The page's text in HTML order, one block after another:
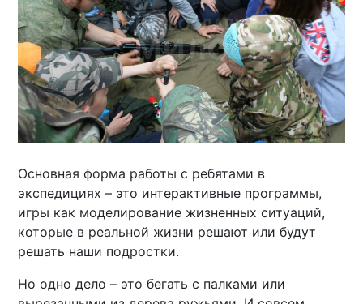
Основная форма работы с ребятами в
экспедициях – это интерактивные программы,
игры как моделирование жизненных ситуаций,
которые в реальной жизни решают или будут
решать наши подростки.
Но одно дело – это бегать с палками или